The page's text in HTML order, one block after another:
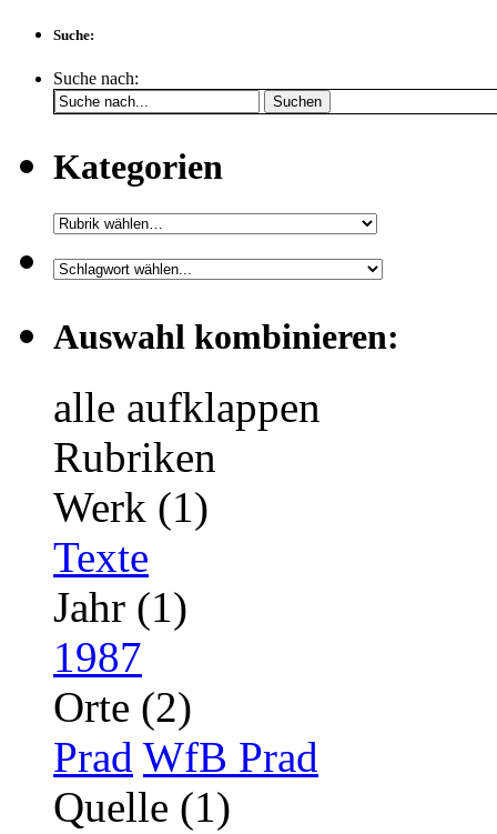
Suche:
Suche nach:
Suchen
Kategorien
Auswahl kombinieren:
alle aufklappen
Rubriken
Werk (1)
Texte
Jahr (1)
1987
Orte (2)
Prad WfB Prad
Quelle (1)